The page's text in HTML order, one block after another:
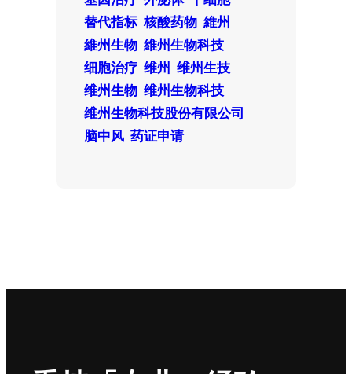
替代指标 核酸药物 維州
維州生物 維州生物科技
细胞治疗 维州 维州生技
维州生物 维州生物科技
维州生物科技股份有限公司
脑中风 药证申请